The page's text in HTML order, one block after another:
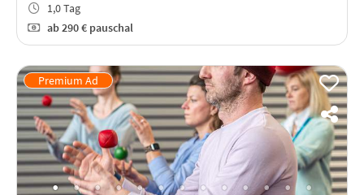
1,0 Tag
ab290 € pauschal